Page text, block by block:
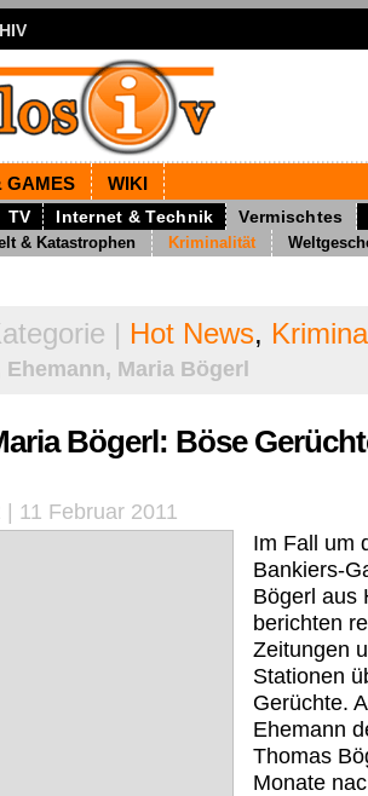
GAMES WIKI
TV Internet & Technik Vermischtes
& Katastrophen Kriminalität
| Hot News,
Ehemann, Maria Bögerl
Bögerl: Böse
11 Februar 2011
Im Fall um
Bankiers-
Bögerl aus
berichten
Zeitungen
Stationen
Gerüchte.
Ehemann
Thomas
Monate